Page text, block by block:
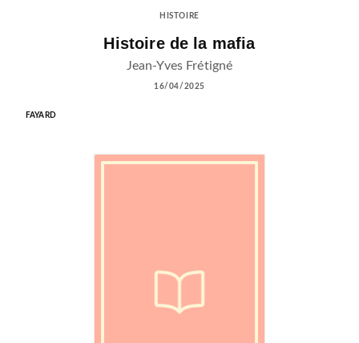
HISTOIRE
Histoire de la mafia
Jean-Yves Frétigné
16/04/2025
FAYARD